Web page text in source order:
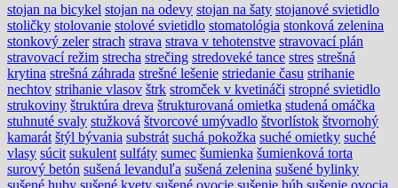
stojan na bicykel stojan na odevy stojan na šaty stojanové svietidlo
stoličky stolovanie stolové svietidlo stomatológia stonková zelenina
stonkový zeler strach strava strava v tehotenstve stravovací plán
stravovací režim strecha strečing stredoveké tance stres strešná
krytina strešná záhrada strešné lešenie striedanie času strihanie
nechtov strihanie vlasov štrk stromček v kvetináči stropné svietidlo
strukoviny štruktúra dreva štrukturovaná omietka studená omáčka
stuhnuté svaly stužková štvorcové umývadlo štvorlístok štvornohý
kamarát štýl bývania substrát suchá pokožka suché omietky suché
vlasy súcit sukulent sulfáty sumec šumienka šumienková torta
surový betón sušená levanduľa sušená zelenina sušené bylinky